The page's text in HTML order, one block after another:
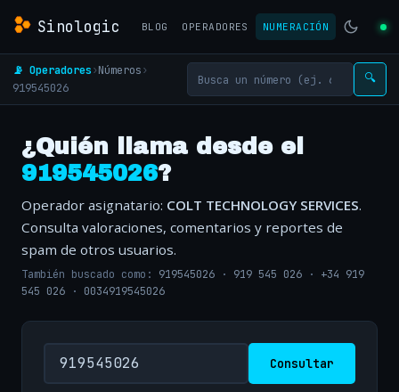
Sinologic BLOG OPERADORES NUMERACIÓN
📡 Operadores›Números›
919545026
🔍
¿Quién llama desde el
919545026?
Operador asignatario: COLT TECHNOLOGY SERVICES.
Consulta valoraciones, comentarios y reportes de
spam de otros usuarios.
También buscado como: 919545026 · 919 545 026 · +34 919
545 026 · 0034919545026
Consultar